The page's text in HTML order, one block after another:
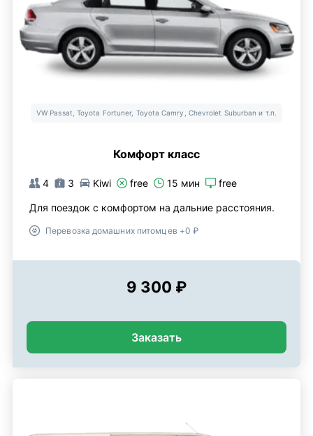
VW Passat, Toyota Fortuner, Toyota Camry, Chevrolet Suburban и т.п.
Комфорт класс
4 3 Kiwi free 15 мин free
Для поездок с комфортом на дальние расстояния.
Перевозка домашних питомцев +0 ₽
9 300 ₽
Заказать